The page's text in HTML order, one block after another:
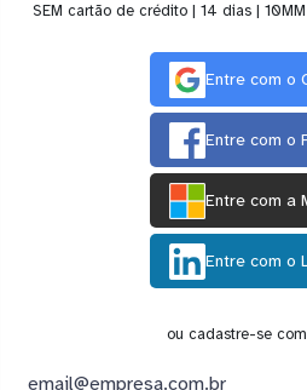
SEM cartão de crédito | 14 dias |
Entre com o
Entre com o
Entre com a
Entre com o
ou cadastre-se